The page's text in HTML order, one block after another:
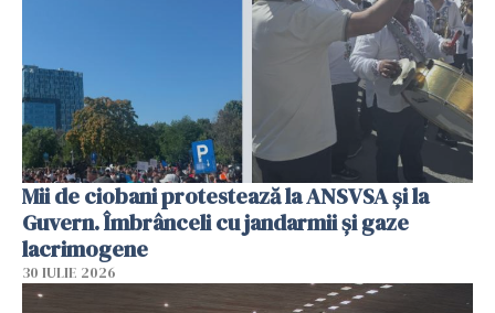
Mii de ciobani protestează la ANSVSA și la
Guvern. Îmbrânceli cu jandarmii și gaze
lacrimogene
30 IULIE 2026